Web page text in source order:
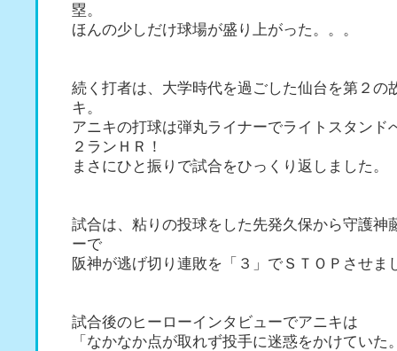
塁。
ほんの少しだけ球場が盛り上がった。。。
続く打者は、大学時代を過ごした仙台を第２の
キ。
アニキの打球は弾丸ライナーでライトスタンド
２ランＨＲ！
まさにひと振りで試合をひっくり返しました。
試合は、粘りの投球をした先発久保から守護神
ーで
阪神が逃げ切り連敗を「３」でＳＴＯＰさせま
試合後のヒーローインタビューでアニキは
「なかなか点が取れず投手に迷惑をかけていた